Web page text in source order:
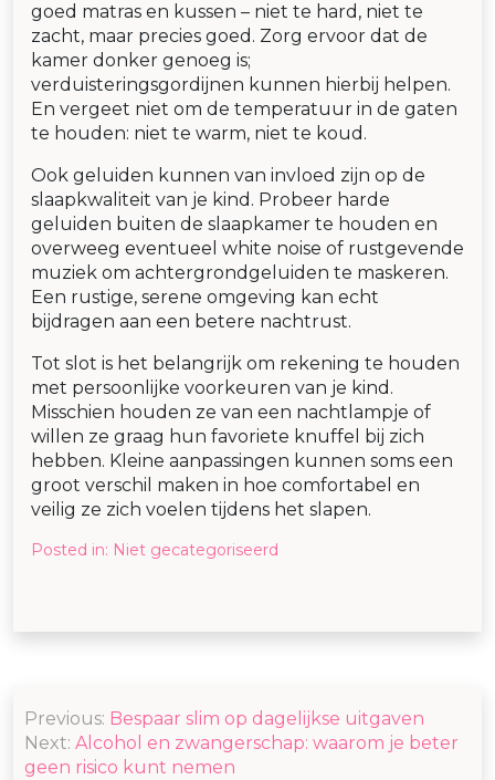
goed matras en kussen – niet te hard, niet te
zacht, maar precies goed. Zorg ervoor dat de
kamer donker genoeg is;
verduisteringsgordijnen kunnen hierbij helpen.
En vergeet niet om de temperatuur in de gaten
te houden: niet te warm, niet te koud.
Ook geluiden kunnen van invloed zijn op de
slaapkwaliteit van je kind. Probeer harde
geluiden buiten de slaapkamer te houden en
overweeg eventueel white noise of rustgevende
muziek om achtergrondgeluiden te maskeren.
Een rustige, serene omgeving kan echt
bijdragen aan een betere nachtrust.
Tot slot is het belangrijk om rekening te houden
met persoonlijke voorkeuren van je kind.
Misschien houden ze van een nachtlampje of
willen ze graag hun favoriete knuffel bij zich
hebben. Kleine aanpassingen kunnen soms een
groot verschil maken in hoe comfortabel en
veilig ze zich voelen tijdens het slapen.
Posted in: Niet gecategoriseerd
Post
navigation
Previous: Bespaar slim op dagelijkse uitgaven
Next: Alcohol en zwangerschap: waarom je beter
geen risico kunt nemen